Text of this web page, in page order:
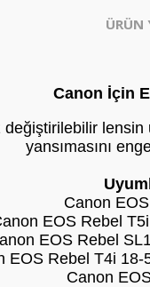
ÜRÜN
Canon İçin
lensin
yansımasını
Canon
EOS Rebel
EOS Rebel
EOS Rebel T4i
Canon